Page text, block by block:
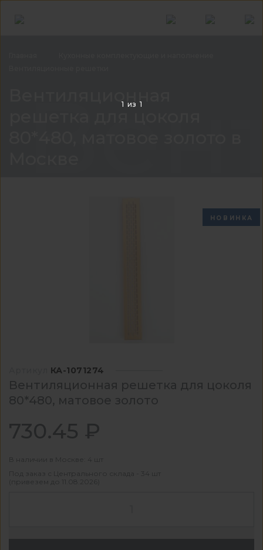
НОВИНКА
КА-1071274
Вентиляционная решетка для цоколя
80*480, матовое золото
730.45 ₽
В наличии в Москве: 4 шт
Под заказ с Центрального склада - 34 шт
(привезем до 11.08.2026)
1 из 1